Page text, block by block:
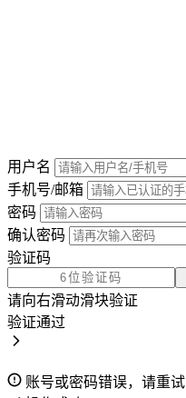
用户名
手机号/邮箱
密码
确认密码
验证码
请向右滑动滑块验证
验证通过
账号或密码错误，请重试